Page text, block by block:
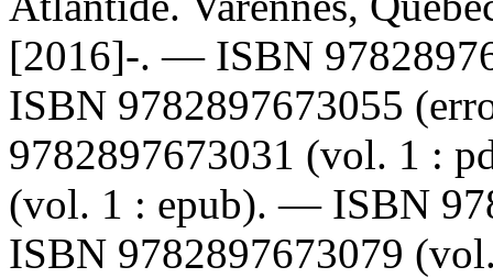
[2016]-. — ISBN
ISBN 9782897673055
9782897673031 (vol. 1 :
(vol. 1 : epub). — ISBN
ISBN 9782897673079